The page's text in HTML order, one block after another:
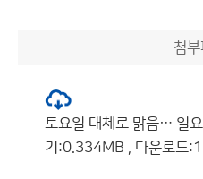
첨
토요일 대체로 맑음… 일
기:0.334MB , 다운로드